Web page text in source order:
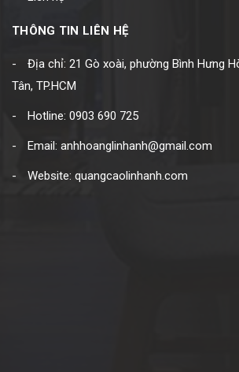
THÔNG TIN LIÊN HỆ
Địa chỉ: 21 Gò xoài, phường Bình Hưng
Tân, TP.HCM
Hotline: 0903 690 725
Email: anhhoanglinhanh@gmail.com
Website: quangcaolinhanh.com